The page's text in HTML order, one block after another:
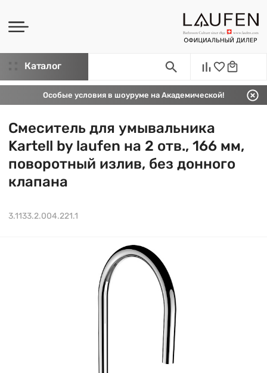
Каталог
Особые условия в шоуруме на Академической!
Смеситель для умывальника
Kartell by laufen на 2 отв., 166 мм,
поворотный излив, без донного
клапана
3.1133.2.004.221.1